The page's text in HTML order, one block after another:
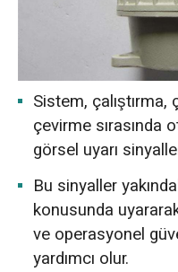
Sistem, çalıştırma,
çevirme sırasında
görsel uyarı
Bu sinyaller
konusunda
ve operasyonel
yardımcı olur.